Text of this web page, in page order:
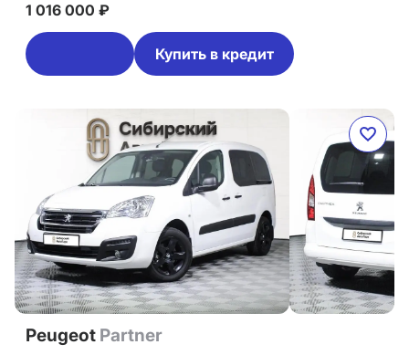
1 016 000 ₽
Купить в кредит
Peugeot Partner